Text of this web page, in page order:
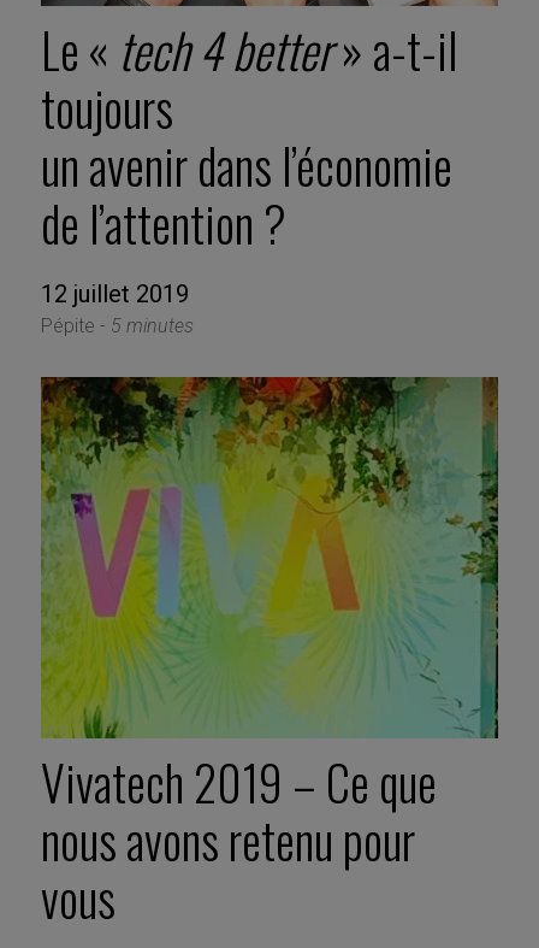
Le « tech 4 better» a-t-il
toujours
un avenir dans l’économie
de l’attention ?
12 juillet 2019
Pépite - 5 minutes
Vivatech 2019 – Ce que
nous avons retenu pour
vous